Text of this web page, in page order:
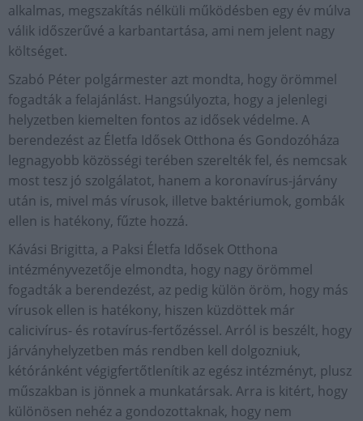
alkalmas, megszakítás nélküli működésben egy év múlva
válik időszerűvé a karbantartása, ami nem jelent nagy
költséget.
Szabó Péter polgármester azt mondta, hogy örömmel
fogadták a felajánlást. Hangsúlyozta, hogy a jelenlegi
helyzetben kiemelten fontos az idősek védelme. A
berendezést az Életfa Idősek Otthona és Gondozóháza
legnagyobb közösségi terében szerelték fel, és nemcsak
most tesz jó szolgálatot, hanem a koronavírus-járvány
után is, mivel más vírusok, illetve baktériumok, gombák
ellen is hatékony, fűzte hozzá.
Kávási Brigitta, a Paksi Életfa Idősek Otthona
intézményvezetője elmondta, hogy nagy örömmel
fogadták a berendezést, az pedig külön öröm, hogy más
vírusok ellen is hatékony, hiszen küzdöttek már
calicivírus- és rotavírus-fertőzéssel. Arról is beszélt, hogy
járványhelyzetben más rendben kell dolgozniuk,
kétóránként végigfertőtlenítik az egész intézményt, plusz
műszakban is jönnek a munkatársak. Arra is kitért, hogy
különösen nehéz a gondozottaknak, hogy nem